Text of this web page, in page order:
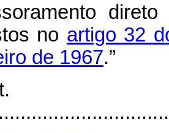
no artigo 32
de 1967.”